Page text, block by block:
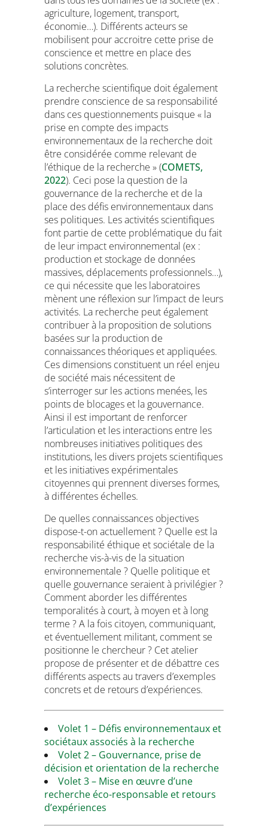
agriculture, logement, transport,
économie…). Différents acteurs se
mobilisent pour accroitre cette prise de
conscience et mettre en place des
solutions concrètes.
La recherche scientifique doit également
prendre conscience de sa responsabilité
dans ces questionnements puisque « la
prise en compte des impacts
environnementaux de la recherche doit
être considérée comme relevant de
l’éthique de la recherche » (COMETS,
2022). Ceci pose la question de la
gouvernance de la recherche et de la
place des défis environnementaux dans
ses politiques. Les activités scientifiques
font partie de cette problématique du fait
de leur impact environnemental (ex :
production et stockage de données
massives, déplacements professionnels…),
ce qui nécessite que les laboratoires
mènent une réflexion sur l’impact de leurs
activités. La recherche peut également
contribuer à la proposition de solutions
basées sur la production de
connaissances théoriques et appliquées.
Ces dimensions constituent un réel enjeu
de société mais nécessitent de
s’interroger sur les actions menées, les
points de blocages et la gouvernance.
Ainsi il est important de renforcer
l’articulation et les interactions entre les
nombreuses initiatives politiques des
institutions, les divers projets scientifiques
et les initiatives expérimentales
citoyennes qui prennent diverses formes,
à différentes échelles.
De quelles connaissances objectives
dispose-t-on actuellement ? Quelle est la
responsabilité éthique et sociétale de la
recherche vis-à-vis de la situation
environnementale ? Quelle politique et
quelle gouvernance seraient à privilégier ?
Comment aborder les différentes
temporalités à court, à moyen et à long
terme ? A la fois citoyen, communiquant,
et éventuellement militant, comment se
positionne le chercheur ? Cet atelier
propose de présenter et de débattre ces
différents aspects au travers d’exemples
concrets et de retours d’expériences.
Volet 1 – Défis environnementaux et
sociétaux associés à la recherche
Volet 2 – Gouvernance, prise de
décision et orientation de la recherche
Volet 3 – Mise en œuvre d’une
recherche éco-responsable et retours
d’expériences